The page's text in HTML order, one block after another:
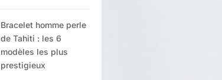
Bracelet homme perle
de Tahiti : les 6
modèles les plus
prestigieux